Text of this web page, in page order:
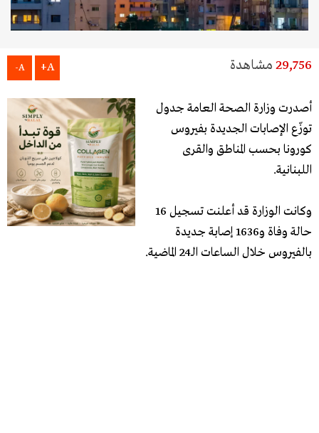
29,756 مشاهدة A+
A-
أصدرت وزارة الصحة العامة جدول
توزّع الإصابات الجديدة بفيروس
كورونا بحسب المناطق والقرى
اللبنانية.
وكانت الوزارة قد أعلنت تسجيل 16
حالة وفاة و1636 إصابة جديدة
بالفيروس خلال الساعات الـ24 الماضية.